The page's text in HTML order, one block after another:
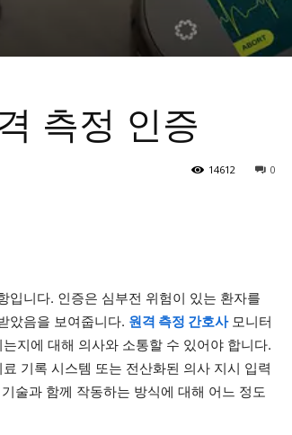
측정 인증
0
14612
입니다. 인증은 심부전 위험이 있는 환자를
았음을 보여줍니다. 원격 측정 간호사모니터
지에 대해 의사와 소통할 수 있어야 합니다.
기록 시스템 또는 전산화된 의사 지시 입력
술과 함께 작동하는 방식에 대해 어느 정도